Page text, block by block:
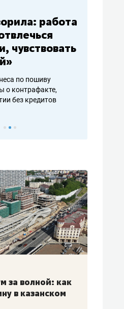
работа
чувствовать
по пошиву
о контрафакте,
без кредитов
за волной: как
в казанском